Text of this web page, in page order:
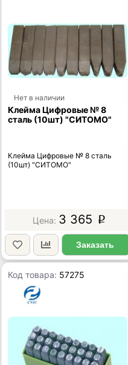
Нет в наличии
Клейма Цифровые № 8
сталь (10шт) "СИТОМО"
Клейма Цифровые № 8 сталь
(10шт) "СИТОМО"
3 365 p
Заказать
Код товара: 57275